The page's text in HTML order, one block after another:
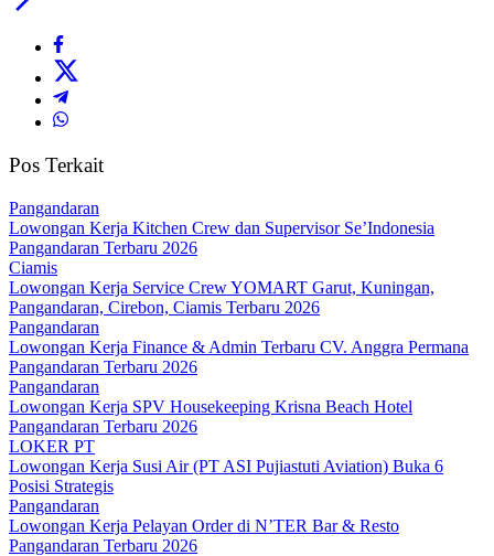
Pos Terkait
Pangandaran
Lowongan Kerja Kitchen Crew dan Supervisor Se’Indonesia
Pangandaran Terbaru 2026
Ciamis
Lowongan Kerja Service Crew YOMART Garut, Kuningan,
Pangandaran, Cirebon, Ciamis Terbaru 2026
Pangandaran
Lowongan Kerja Finance & Admin Terbaru CV. Anggra Permana
Pangandaran Terbaru 2026
Pangandaran
Lowongan Kerja SPV Housekeeping Krisna Beach Hotel
Pangandaran Terbaru 2026
LOKER PT
Lowongan Kerja Susi Air (PT ASI Pujiastuti Aviation) Buka 6
Posisi Strategis
Pangandaran
Lowongan Kerja Pelayan Order di N’TER Bar & Resto
Pangandaran Terbaru 2026